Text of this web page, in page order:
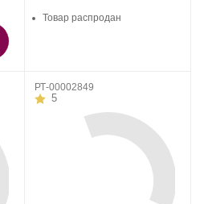
Товар распродан
РТ-00002849
5